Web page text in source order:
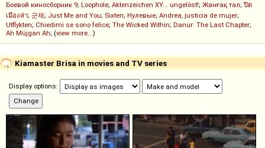
Боевой киносборник 9; Loophole; Aktenzeichen XY... ungelöst!; Жанғақ тал; ปิด
เมืองล่า; 군체; Just Me and You; Sixten; Нулевые; Andrea, justicia de mujer;
Utflykten; Chiedimi se sono felice; The Wicked Within; Danur: The Last Chapter;
Ah Müjgan Ah; (view more...)
Kiamaster Brisa in movies and TV series
Display options: